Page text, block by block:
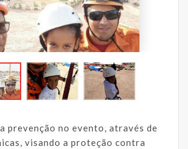
prevenção no evento, através de
visando a proteção contra